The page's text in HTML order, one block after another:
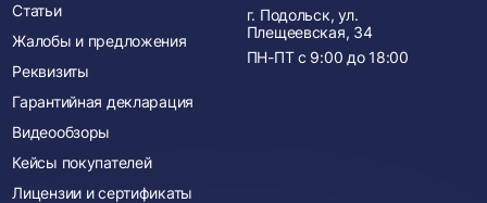
Статьи
Жалобы и предложения
Реквизиты
Гарантийная декларация
Видеообзоры
Кейсы покупателей
Лицензии и сертификаты
г. Подольск, ул.
Плещеевская, 34
ПН-ПТ с 9:00 до 18:00